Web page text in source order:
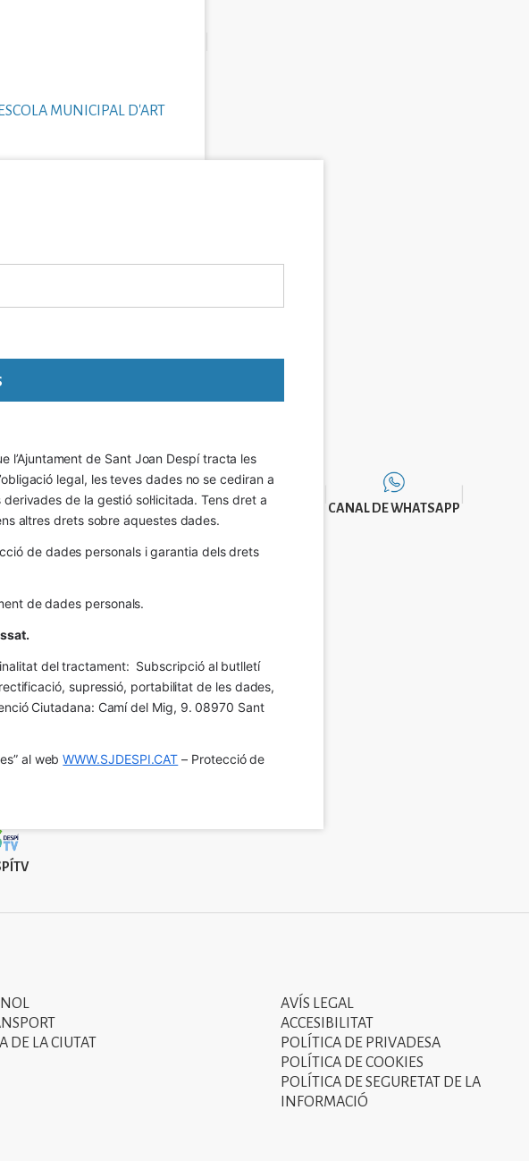
MUNICIPAL D'ART
l’Ajuntament de Sant Joan Despí tracta les
legal, les teves dades no se cediran a
de la gestió sol·licitada. Tens dret a
altres drets sobre aquestes dades.
de dades personals i garantia dels drets
de dades personals.
del tractament:  Subscripció al butlletí
supressió, portabilitat de les dades,
Ciutadana: Camí del Mig, 9. 08970 Sant
al web WWW.SJDESPI.CAT – Protecció de
CANAL DE WHATSAPP
DE LA CIUTAT
Tercer
menú
peu
AVÍS LEGAL
ACCESIBILITAT
POLÍTICA DE PRIVADESA
POLÍTICA DE COOKIES
POLÍTICA DE SEGURETAT DE LA
INFORMACIÓ